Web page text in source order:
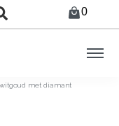
0
met diamant